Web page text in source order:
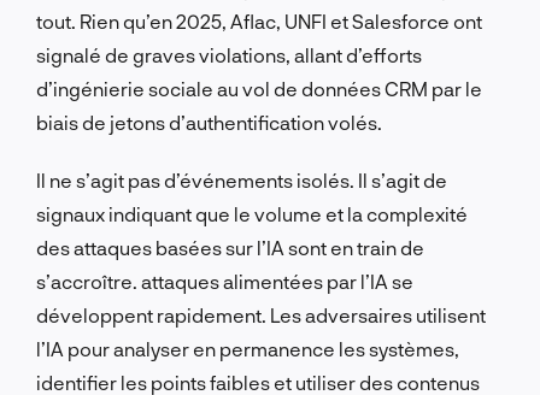
tout. Rien qu’en 2025, Aflac, UNFI et Salesforce ont
signalé de graves violations, allant d’efforts
d’ingénierie sociale au vol de données CRM par le
biais de jetons d’authentification volés.
Il ne s’agit pas d’événements isolés. Il s’agit de
signaux indiquant que le volume et la complexité
des attaques basées sur l’IA sont en train de
s’accroître. attaques alimentées par l’IA se
développent rapidement. Les adversaires utilisent
l’IA pour analyser en permanence les systèmes,
identifier les points faibles et utiliser des contenus